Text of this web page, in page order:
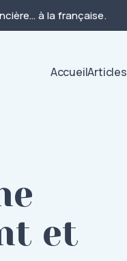
à la française.
AccueilArticles
et